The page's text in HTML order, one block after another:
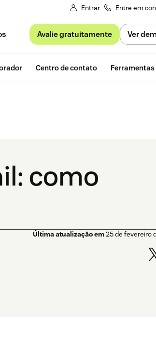
Entrar Entre em
Avalie gratuitamente Ver
Centro de contato
como
Última atualização em25 de fevereiro